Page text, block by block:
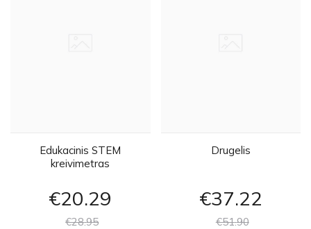
Edukacinis STEM
kreivimetras
€20 29
€2895
Drugelis
€37 22
€5190